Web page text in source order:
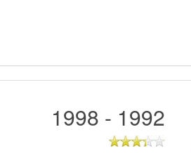
1992 - 1998